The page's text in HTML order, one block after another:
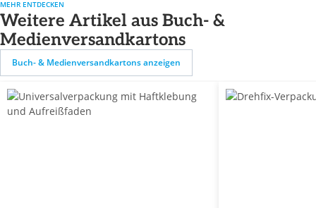
MEHR ENTDECKEN
Weitere Artikel aus Buch- &
Medienversandkartons
Buch- & Medienversandkartons anzeigen